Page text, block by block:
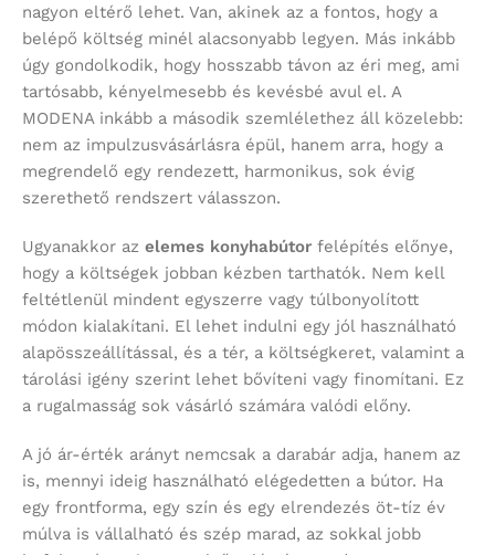
nagyon eltérő lehet. Van, akinek az a fontos, hogy a
belépő költség minél alacsonyabb legyen. Más inkább
úgy gondolkodik, hogy hosszabb távon az éri meg, ami
tartósabb, kényelmesebb és kevésbé avul el. A
MODENA inkább a második szemlélethez áll közelebb:
nem az impulzusvásárlásra épül, hanem arra, hogy a
megrendelő egy rendezett, harmonikus, sok évig
szerethető rendszert válasszon.
Ugyanakkor az elemes konyhabútor felépítés előnye,
hogy a költségek jobban kézben tarthatók. Nem kell
feltétlenül mindent egyszerre vagy túlbonyolított
módon kialakítani. El lehet indulni egy jól használható
alapösszeállítással, és a tér, a költségkeret, valamint a
tárolási igény szerint lehet bővíteni vagy finomítani. Ez
a rugalmasság sok vásárló számára valódi előny.
A jó ár-érték arányt nemcsak a darabár adja, hanem az
is, mennyi ideig használható elégedetten a bútor. Ha
egy frontforma, egy szín és egy elrendezés öt-tíz év
múlva is vállalható és szép marad, az sokkal jobb